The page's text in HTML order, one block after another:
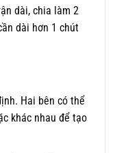
dài, chia làm 2
dài hơn 1 chút
Hai bên có thể
khác nhau để tạo